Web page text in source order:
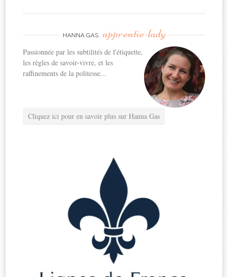
HANNA GAS, apprentie-lady
Passionnée par les subtilités de l'étiquette,
les règles de savoir-vivre, et les
raffinements de la politesse...
Cliquez ici pour en savoir plus sur Hanna Gas